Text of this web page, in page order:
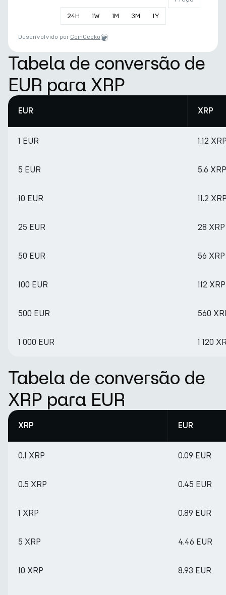
24H 1W 1M 3M 1Y
Desenvolvido por CoinGecko
Tabela de conversão de
EUR para XRP
EUR XRP
1 EUR 1.12
5 EUR 5.6 XRP
10 EUR 11.2
25 EUR 28 XRP
50 EUR 56 XRP
100 EUR 112 XRP
500 EUR 560
1 000 EUR 1 120
Tabela de conversão de
XRP para EUR
XRP EUR
0.1 XRP 0.09 EUR
0.5 XRP 0.45 EUR
1 XRP 0.89 EUR
5 XRP 4.46 EUR
10 XRP 8.93 EUR